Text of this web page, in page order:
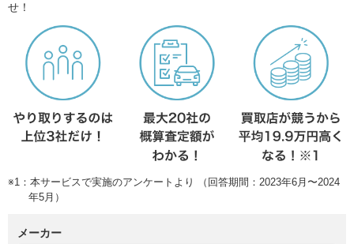
せ！
※1：本サービスで実施のアンケートより （回答期間：2023年6月〜2024
年5月）
メーカー